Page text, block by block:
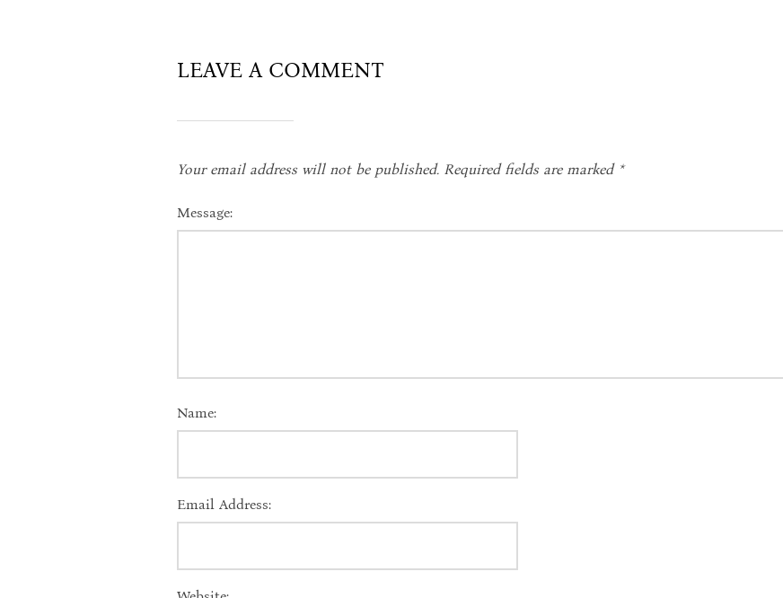
LEAVE A COMMENT
Your email address will not be published. Required fields are marked *
Message:
Name:
Email Address: